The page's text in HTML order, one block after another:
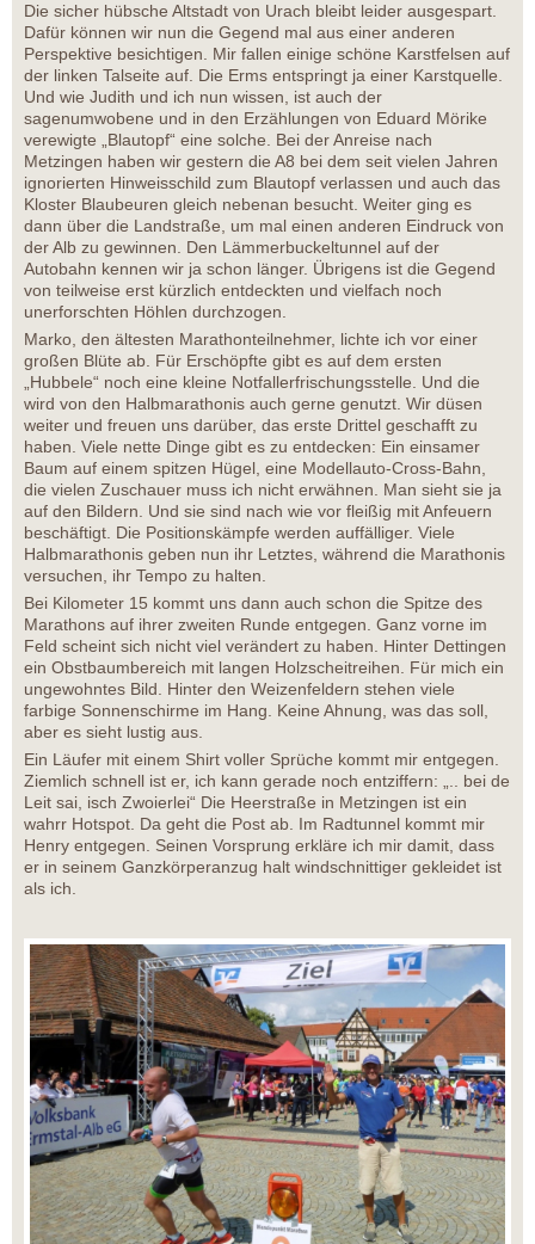
Die sicher hübsche Altstadt von Urach bleibt leider ausgespart.
Dafür können wir nun die Gegend mal aus einer anderen
Perspektive besichtigen. Mir fallen einige schöne Karstfelsen auf
der linken Talseite auf. Die Erms entspringt ja einer Karstquelle.
Und wie Judith und ich nun wissen, ist auch der
sagenumwobene und in den Erzählungen von Eduard Mörike
verewigte „Blautopf“ eine solche. Bei der Anreise nach
Metzingen haben wir gestern die A8 bei dem seit vielen Jahren
ignorierten Hinweisschild zum Blautopf verlassen und auch das
Kloster Blaubeuren gleich nebenan besucht. Weiter ging es
dann über die Landstraße, um mal einen anderen Eindruck von
der Alb zu gewinnen. Den Lämmerbuckeltunnel auf der
Autobahn kennen wir ja schon länger. Übrigens ist die Gegend
von teilweise erst kürzlich entdeckten und vielfach noch
unerforschten Höhlen durchzogen.
Marko, den ältesten Marathonteilnehmer, lichte ich vor einer
großen Blüte ab. Für Erschöpfte gibt es auf dem ersten
„Hubbele“ noch eine kleine Notfallerfrischungsstelle. Und die
wird von den Halbmarathonis auch gerne genutzt. Wir düsen
weiter und freuen uns darüber, das erste Drittel geschafft zu
haben. Viele nette Dinge gibt es zu entdecken: Ein einsamer
Baum auf einem spitzen Hügel, eine Modellauto-Cross-Bahn,
die vielen Zuschauer muss ich nicht erwähnen. Man sieht sie ja
auf den Bildern. Und sie sind nach wie vor fleißig mit Anfeuern
beschäftigt. Die Positionskämpfe werden auffälliger. Viele
Halbmarathonis geben nun ihr Letztes, während die Marathonis
versuchen, ihr Tempo zu halten.
Bei Kilometer 15 kommt uns dann auch schon die Spitze des
Marathons auf ihrer zweiten Runde entgegen. Ganz vorne im
Feld scheint sich nicht viel verändert zu haben. Hinter Dettingen
ein Obstbaumbereich mit langen Holzscheitreihen. Für mich ein
ungewohntes Bild. Hinter den Weizenfeldern stehen viele
farbige Sonnenschirme im Hang. Keine Ahnung, was das soll,
aber es sieht lustig aus.
Ein Läufer mit einem Shirt voller Sprüche kommt mir entgegen.
Ziemlich schnell ist er, ich kann gerade noch entziffern: „.. bei de
Leit sai, isch Zwoierlei“ Die Heerstraße in Metzingen ist ein
wahrr Hotspot. Da geht die Post ab. Im Radtunnel kommt mir
Henry entgegen. Seinen Vorsprung erkläre ich mir damit, dass
er in seinem Ganzkörperanzug halt windschnittiger gekleidet ist
als ich.